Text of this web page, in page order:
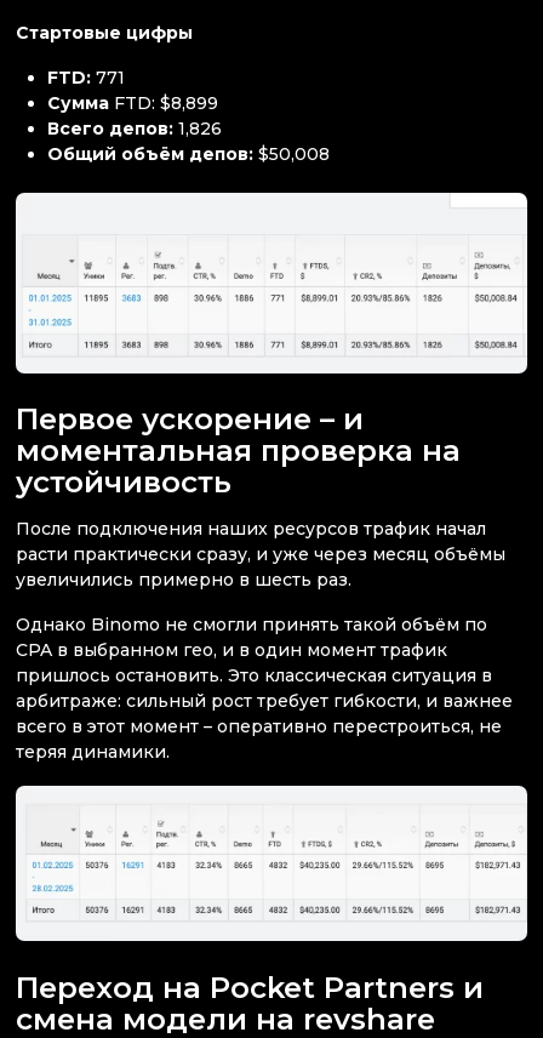
Стартовые цифры
FTD: 771
Сумма FTD: $8,899
Всего депов: 1,826
Общий объём депов: $50,008
Первое ускорение – и
моментальная проверка на
устойчивость
После подключения наших ресурсов трафик начал
расти практически сразу, и уже через месяц объёмы
увеличились примерно в шесть раз.
Однако Binomo не смогли принять такой объём по
CPA в выбранном гео, и в один момент трафик
пришлось остановить. Это классическая ситуация в
арбитраже: сильный рост требует гибкости, и важнее
всего в этот момент – оперативно перестроиться, не
теряя динамики.
Переход на Pocket Partners и
смена модели на revshare